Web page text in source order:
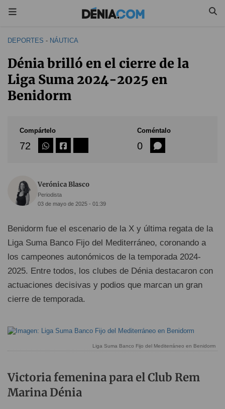
DEPORTES - NÁUTICA
Dénia brilló en el cierre de la
Liga Suma 2024-2025 en
Benidorm
Compártelo
72
Coméntalo
0
Verónica Blasco
Periodista
03 de mayo de 2025 - 01:39
Benidorm fue el escenario de la X y última regata de la
Liga Suma Banco Fijo del Mediterráneo, coronando a
los campeones autonómicos de la temporada 2024-
2025. Entre todos, los clubes de Dénia destacaron con
actuaciones decisivas y podios que marcan un gran
cierre de temporada.
Liga Suma Banco Fijo del Mediterráneo en Benidorm
Victoria femenina para el Club Rem
Marina Dénia